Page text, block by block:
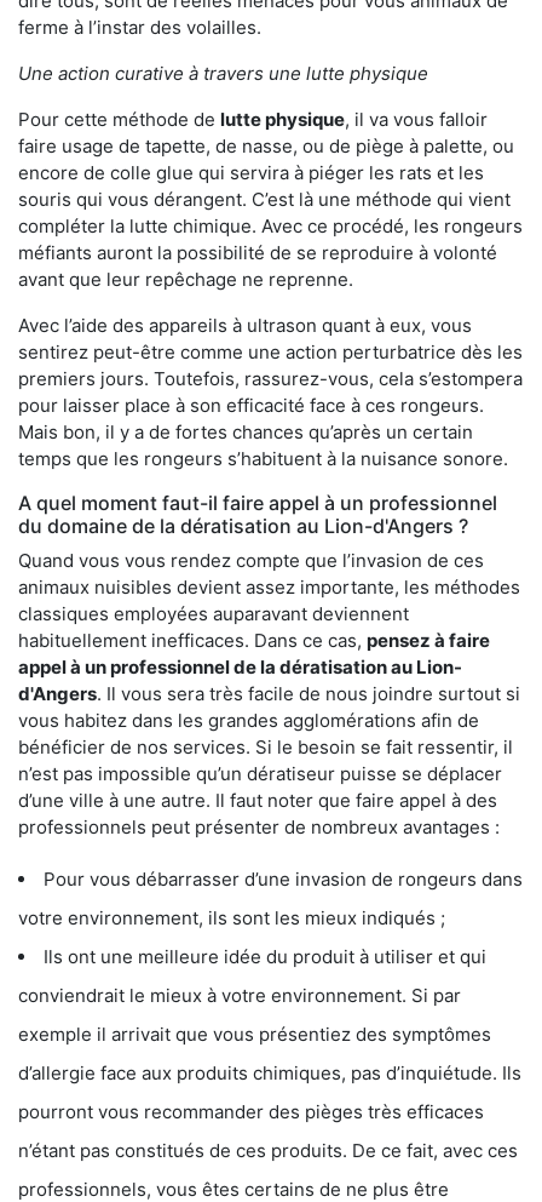
ferme à l’instar des volailles.
Une action curative à travers une lutte physique
Pour cette méthode de lutte physique, il va vous falloir
faire usage de tapette, de nasse, ou de piège à palette, ou
encore de colle glue qui servira à piéger les rats et les
souris qui vous dérangent. C’est là une méthode qui vient
compléter la lutte chimique. Avec ce procédé, les rongeurs
méfiants auront la possibilité de se reproduire à volonté
avant que leur repêchage ne reprenne.
Avec l’aide des appareils à ultrason quant à eux, vous
sentirez peut-être comme une action perturbatrice dès les
premiers jours. Toutefois, rassurez-vous, cela s’estompera
pour laisser place à son efficacité face à ces rongeurs.
Mais bon, il y a de fortes chances qu’après un certain
temps que les rongeurs s’habituent à la nuisance sonore.
A quel moment faut-il faire appel à un professionnel
du domaine de la dératisation au Lion-d'Angers ?
Quand vous vous rendez compte que l’invasion de ces
animaux nuisibles devient assez importante, les méthodes
classiques employées auparavant deviennent
habituellement inefficaces. Dans ce cas, pensez à faire
appel à un professionnel de la dératisation au Lion-
d'Angers. Il vous sera très facile de nous joindre surtout si
vous habitez dans les grandes agglomérations afin de
bénéficier de nos services. Si le besoin se fait ressentir, il
n’est pas impossible qu’un dératiseur puisse se déplacer
d’une ville à une autre. Il faut noter que faire appel à des
professionnels peut présenter de nombreux avantages :
Pour vous débarrasser d’une invasion de rongeurs dans
votre environnement, ils sont les mieux indiqués ;
Ils ont une meilleure idée du produit à utiliser et qui
conviendrait le mieux à votre environnement. Si par
exemple il arrivait que vous présentiez des symptômes
d’allergie face aux produits chimiques, pas d’inquiétude. Ils
pourront vous recommander des pièges très efficaces
n’étant pas constitués de ces produits. De ce fait, avec ces
professionnels, vous êtes certains de ne plus être